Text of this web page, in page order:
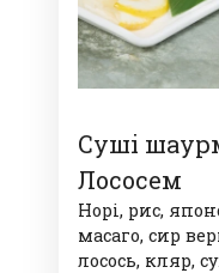
Суші
Лососем
Норі, рис,
масаго, сир
лосось, кляр,